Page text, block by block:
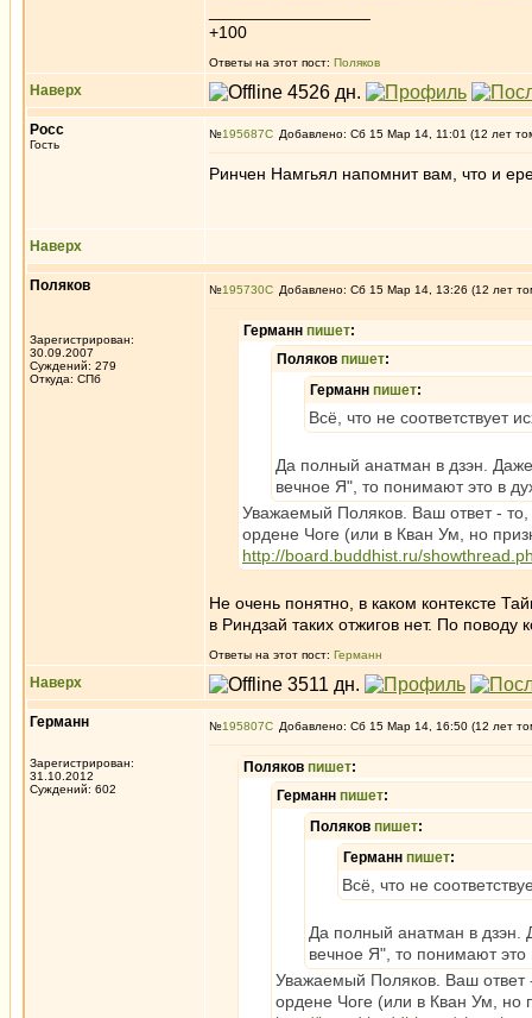
+100
Ответы на этот пост: Поляков
Наверх
Росс
Гость
№195687 Добавлено: Сб 15 Мар 14, 11:01 (12 лет
Ринчен Намгьял напомнит вам, что и
Наверх
Поляков
Зарегистрирован:
30.09.2007
Суждений: 279
Откуда: СПб
№195730 Добавлено: Сб 15 Мар 14, 13:26 (12 лет
Германн пишет:
Поляков пишет:
Германн пишет:
Всё, что не соответствует
Да полный анатман в дзэн.
вечное Я", то понимают это в
Уважаемый Поляков. Ваш ответ -
ордене Чоге (или в Кван Ум, но
http://board.buddhist.ru/
Не очень понятно, в каком контексте
в Риндзай таких отжигов нет. По
Ответы на этот пост: Германн
Наверх
Германн
Зарегистрирован:
31.10.2012
Суждений: 602
№195807 Добавлено: Сб 15 Мар 14, 16:50 (12 лет
Поляков пишет:
Германн пишет:
Поляков пишет:
Германн пишет:
Всё, что не
Да полный анатман в дзэн.
вечное Я", то понимают
Уважаемый Поляков. Ваш ответ
ордене Чоге (или в Кван Ум, но